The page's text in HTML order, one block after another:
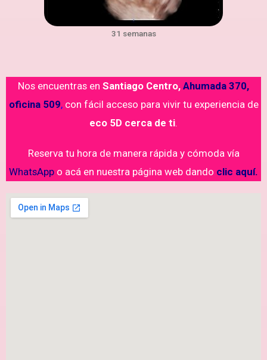
31 semanas
Nos encuentras en Santiago Centro, Ahumada 370,
oficina 509,con fácil acceso para vivir tu experiencia de
eco 5D cerca de ti.
Reserva tu hora de manera rápida y cómoda vía
WhatsApp o acá en nuestra página web dando clic aquí.